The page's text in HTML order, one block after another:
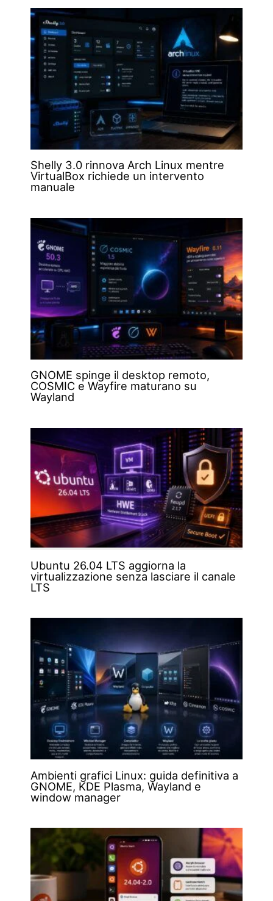
Shelly 3.0 rinnova Arch Linux mentre
VirtualBox richiede un intervento
manuale
GNOME spinge il desktop remoto,
COSMIC e Wayfire maturano su
Wayland
Ubuntu 26.04 LTS aggiorna la
virtualizzazione senza lasciare il canale
LTS
Ambienti grafici Linux: guida definitiva a
GNOME, KDE Plasma, Wayland e
window manager